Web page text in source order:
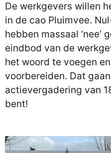
De werkgevers willen
in de cao Pluimvee.
hebben massaal ‘nee’
eindbod van de
het woord te voegen
voorbereiden. Dat
actievergadering van
bent!